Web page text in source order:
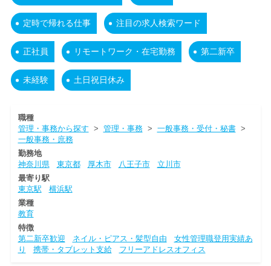
定時で帰れる仕事 注目の求人検索ワード
正社員 リモートワーク・在宅勤務 第二新卒
未経験 土日祝日休み
職種
管理・事務から探す > 管理・事務> 一般事務・受付・秘書>
一般事務・庶務
勤務地
神奈川県
東京都 厚木市 八王子市
立川市
最寄り駅
東京駅
横浜駅
業種
教育
特徴
第二新卒歓迎
ネイル・ピアス・髪型自由
女性管理職登用実績あ
り
携帯・タブレット支給 フリーアドレスオフィス